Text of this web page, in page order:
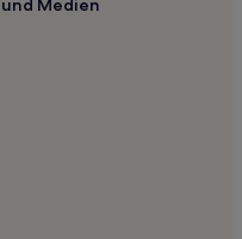
Domagkstraße
Medien